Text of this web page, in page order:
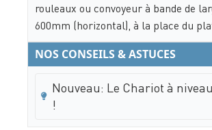
rouleaux ou convoyeur à bande de
600mm (horizontal), à la place du
NOS CONSEILS & ASTUCES
Nouveau: Le Chariot à
!